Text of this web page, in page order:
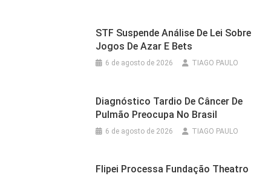
STF Suspende Análise De Lei Sobre
Jogos De Azar E Bets
6 de agosto de 2026 TIAGO PAULO
Diagnóstico Tardio De Câncer De
Pulmão Preocupa No Brasil
6 de agosto de 2026 TIAGO PAULO
Flipei Processa Fundação Theatro